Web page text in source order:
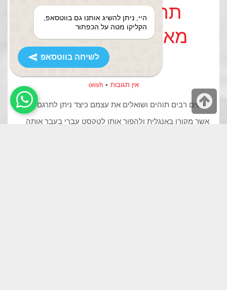
תרגום תוכן שיווקי
מאנגלית לעברית –
מספר כללים
אין תגובות orish
אנשים רבים תוהים ושואלים את עצמם כיצד ניתן לתרגם תוכן
אשר מקורו באנגלית ולהפוך אותו לטקסט עברי בעבר אותה
היי, ניתן להשיג אותנו גם בווטסאפ,
הקליקו מטה על הכפתור
לשיחה בווטסאפ
גלילה
לראש